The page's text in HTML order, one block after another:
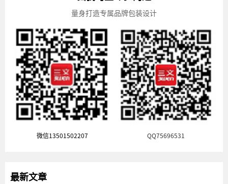
量身打造专属品牌包装设计
微信13501502207 QQ75696531
最新文章